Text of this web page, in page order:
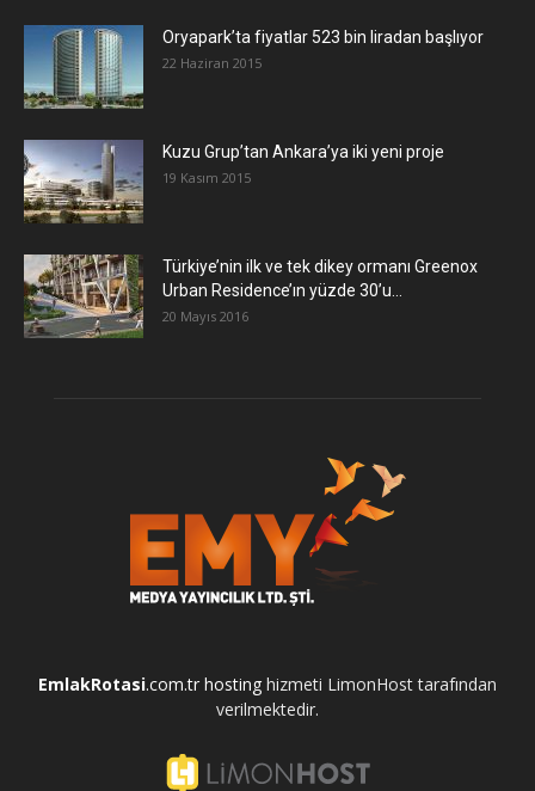
Oryapark’ta fiyatlar 523 bin liradan başlıyor
22 Haziran 2015
​Kuzu Grup’tan Ankara’ya iki yeni proje
19 Kasım 2015
Türkiye’nin ilk ve tek dikey ormanı Greenox
Urban Residence’ın yüzde 30’u...
20 Mayıs 2016
EmlakRotasi.com.tr hosting hizmeti LimonHost tarafından
verilmektedir.